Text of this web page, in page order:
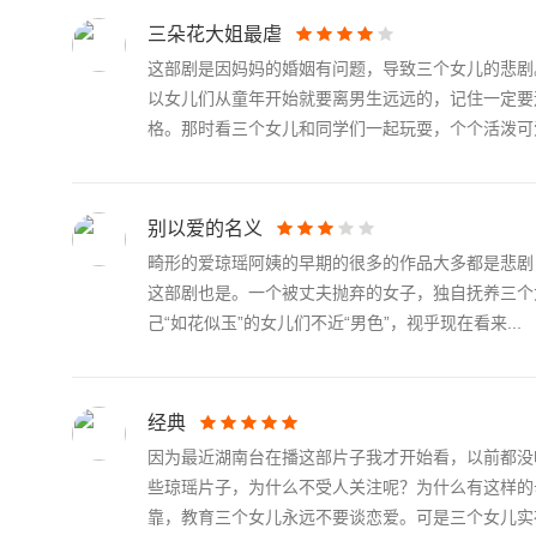
三朵花大姐最虐
这部剧是因妈妈的婚姻有问题，导致三个女儿的悲
以女儿们从童年开始就要离男生远远的，记住一定
格。那时看三个女儿和同学们一起玩耍，个个活泼可
别以爱的名义
畸形的爱琼瑶阿姨的早期的很多的作品大多都是悲
这部剧也是。一个被丈夫抛弃的女子，独自抚养三
己“如花似玉”的女儿们不近“男色”，视乎现在看来...
经典
因为最近湖南台在播这部片子我才开始看，以前都
些琼瑶片子，为什么不受人关注呢？为什么有这样
靠，教育三个女儿永远不要谈恋爱。可是三个女儿实